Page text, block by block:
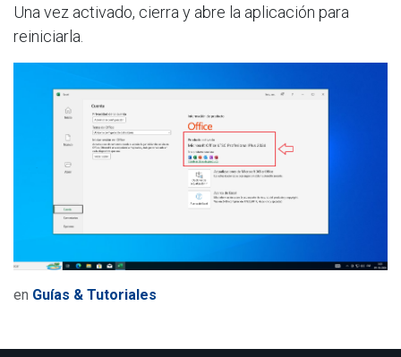
Una vez activado, cierra y abre la aplicación para
reiniciarla.
en Guías & Tutoriales